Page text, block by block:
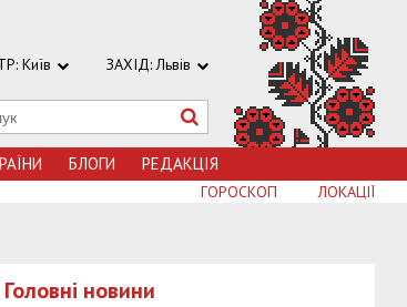
Київ ЗАХІД: Львів
БЛОГИ РЕДАКЦІЯ
ЛОКАЦІЇ
ГОРОСКОП
Головні новини